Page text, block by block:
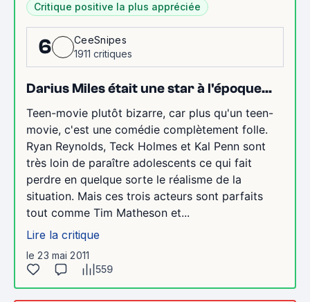
Critique positive la plus appréciée
6
CeeSnipes
1911 critiques
Darius Miles était une star à l'époque...
Teen-movie plutôt bizarre, car plus qu'un teen-
movie, c'est une comédie complètement folle.
Ryan Reynolds, Teck Holmes et Kal Penn sont
très loin de paraître adolescents ce qui fait
perdre en quelque sorte le réalisme de la
situation. Mais ces trois acteurs sont parfaits
tout comme Tim Matheson et...
Lire la critique
le 23 mai 2011
559